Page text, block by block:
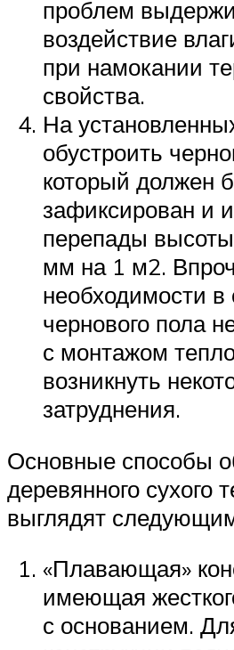
проблем
воздействие
при намокании
свойства.
На
обустроить
который должен
зафиксирован и
перепады
мм на 1 м2.
необходимости в
чернового пола
с монтажом
возникнуть
затруднения.
Основные способы
деревянного сухого
выглядят
«Плавающая»
имеющая
с основанием.